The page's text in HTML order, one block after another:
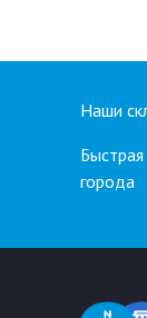
Наши
города